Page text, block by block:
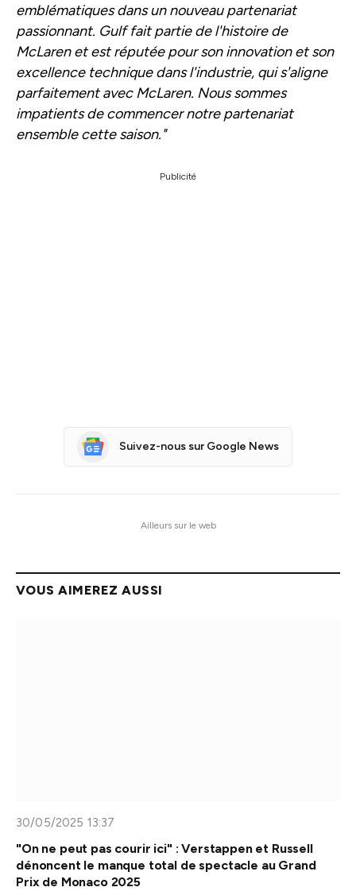
emblématiques dans un nouveau partenariat
passionnant. Gulf fait partie de l'histoire de
McLaren et est réputée pour son innovation et son
excellence technique dans l'industrie, qui s'aligne
parfaitement avec McLaren. Nous sommes
impatients de commencer notre partenariat
ensemble cette saison."
Publicité
Suivez-nous sur Google News
Ailleurs sur le web
VOUS AIMEREZ AUSSI
30/05/2025 13:37
"On ne peut pas courir ici" : Verstappen et Russell
dénoncent le manque total de spectacle au Grand
Prix de Monaco 2025